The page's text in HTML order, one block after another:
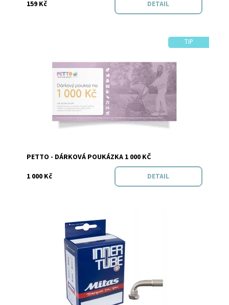
159 Kč
DETAIL
TIP
Dostupnost: Skladem
Značka: Petto
PETTO - DÁRKOVÁ POUKÁZKA 1 000 KČ
1 000 Kč
DETAIL
Vyprodáno